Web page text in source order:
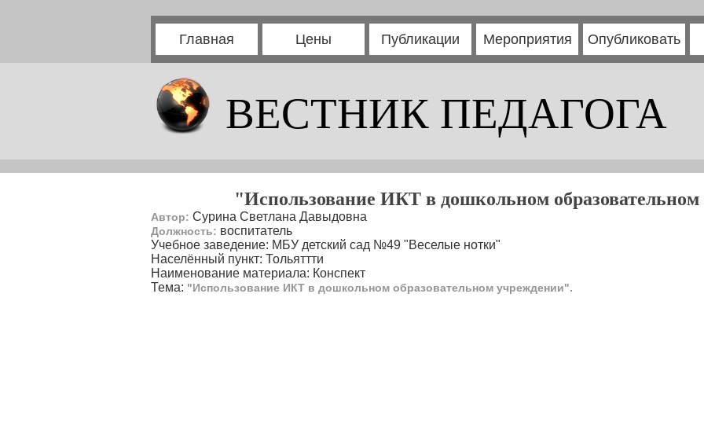
Главная Цены Публикации Мероприятия Опубликовать
ВЕСТНИК ПЕДАГОГА
"Использование ИКТ в дошкольном
Автор: Сурина Светлана Давыдовна
Должность: воспитатель
Учебное заведение: МБУ детский сад №49 "Веселые нотки"
Населённый пункт: Тольяттти
Наименование материала: Конспект
Тема: "Использование ИКТ в дошкольном образовательном учреждении".